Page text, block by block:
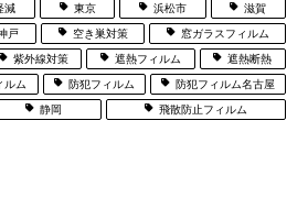
減 東京 浜松市 滋賀
戸 空き巣対策 窓ガラスフィルム
紫外線対策 遮熱フィルム 遮熱断熱
ルム 防犯フィルム 防犯フィルム名古屋
静岡 飛散防止フィルム